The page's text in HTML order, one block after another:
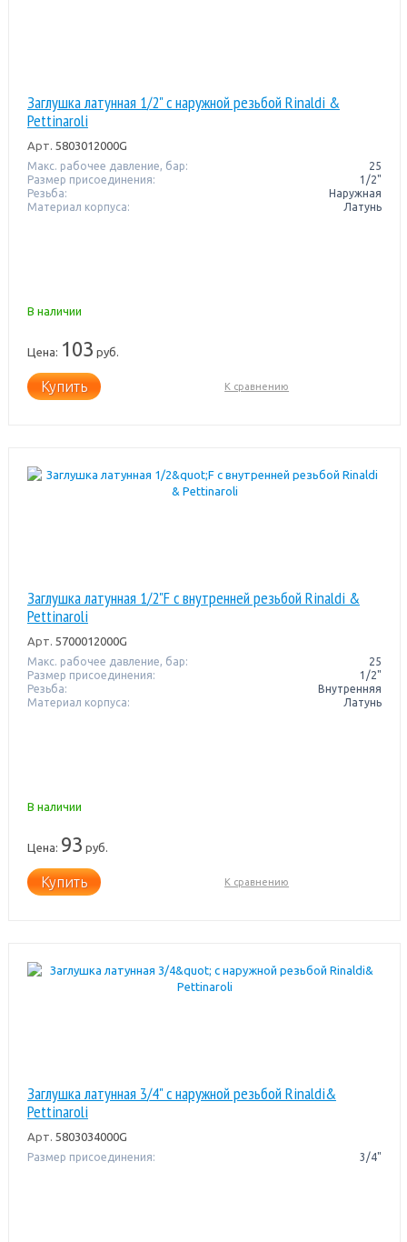
Заглушка латунная 1/2" с наружной резьбой Rinaldi &
Pettinaroli
Арт. 5803012000G
Макс. рабочее давление, бар:
25
Размер присоединения:
1/2"
Резьба:
Наружная
Материал корпуса:
Латунь
В наличии
Цена: 103 руб.
Купить К сравнению
Заглушка латунная 1/2"F с внутренней резьбой Rinaldi &
Pettinaroli
Арт. 5700012000G
Макс. рабочее давление, бар:
25
Размер присоединения:
1/2"
Резьба:
Внутренняя
Материал корпуса:
Латунь
В наличии
Цена: 93 руб.
Купить К сравнению
Заглушка латунная 3/4" с наружной резьбой Rinaldi&
Pettinaroli
Арт. 5803034000G
Размер присоединения: 3/4"